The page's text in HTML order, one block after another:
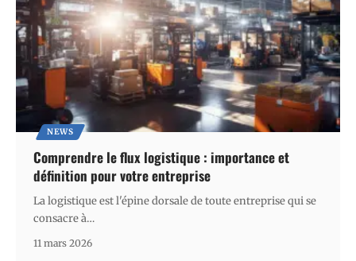
NEWS
Comprendre le flux logistique : importance et
définition pour votre entreprise
La logistique est l'épine dorsale de toute entreprise qui se
consacre à…
11 mars 2026